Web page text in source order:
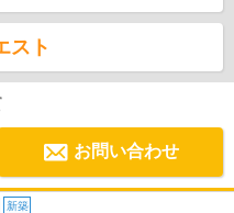
スト
お問い合わせ
新築